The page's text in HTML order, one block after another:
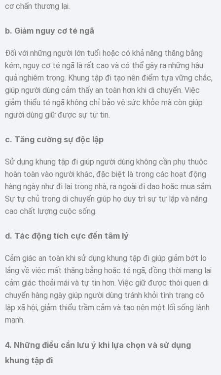
cơ chấn thương lại.
b. Giảm nguy cơ té ngã
Đối với những người lớn tuổi hoặc có khả năng thăng bằng
kém, nguy cơ té ngã là rất cao và có thể gây ra những hậu
quả nghiêm trọng. Khung tập đi tạo nên điểm tựa vững chắc,
giúp người dùng cảm thấy an toàn hơn khi di chuyển. Việc
giảm thiểu té ngã không chỉ bảo vệ sức khỏe mà còn giúp
người dùng giữ được sự tự tin.
c. Tăng cường sự độc lập
Sử dụng khung tập đi giúp người dùng không cần phụ thuộc
hoàn toàn vào người khác, đặc biệt là trong các hoạt động
hàng ngày như đi lại trong nhà, ra ngoài đi dạo hoặc mua sắm.
Sự tự chủ trong di chuyển giúp họ duy trì sự tự lập và nâng
cao chất lượng cuộc sống.
d. Tác động tích cực đến tâm lý
Cảm giác an toàn khi sử dụng khung tập đi giúp giảm bớt lo
lắng về việc mất thăng bằng hoặc té ngã, đồng thời mang lại
cảm giác thoải mái và tự tin hơn. Việc giữ được thói quen di
chuyển hàng ngày giúp người dùng tránh khỏi tình trạng cô
lập xã hội, giảm thiểu trầm cảm và tạo nên một lối sống lành
mạnh.
4. Những điều cần lưu ý khi lựa chọn và sử dụng
khung tập đi